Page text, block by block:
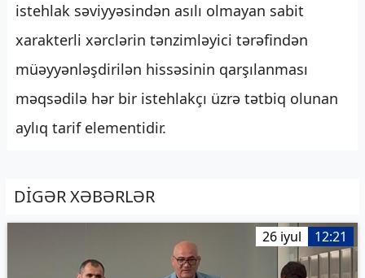
istehlak səviyyəsindən asılı olmayan sabit
xarakterli xərclərin tənzimləyici tərəfindən
müəyyənləşdirilən hissəsinin qarşılanması
məqsədilə hər bir istehlakçı üzrə tətbiq olunan
aylıq tarif elementidir.
DİGƏR XƏBƏRLƏR
26 iyul 12:21